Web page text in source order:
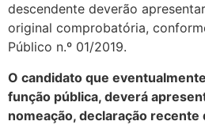
descendente deverão
original comprobatória,
Público n.º 01/2019.
O candidato que
função pública, deverá
nomeação, declaração